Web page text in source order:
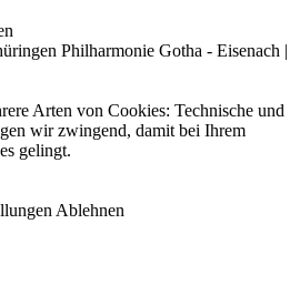
Philharmonie Gotha - Eisenach |
Arten von Cookies: Technische und
wir zwingend, damit bei Ihrem
gelingt.
Ablehnen